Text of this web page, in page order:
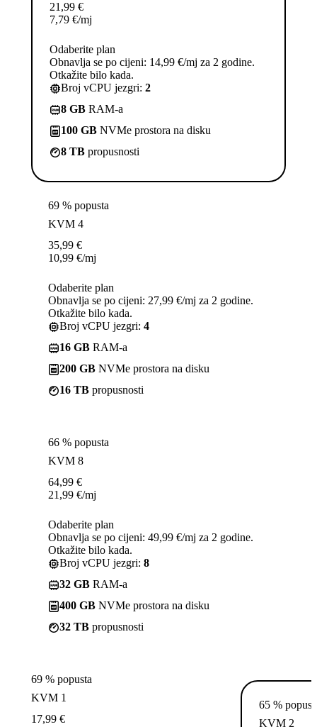
21,99 €
7,79 €/mj
Odaberite plan
Obnavlja se po cijeni: 14,99 €/mj za 2 godine.
Otkažite bilo kada.
Broj vCPU jezgri: 2
8 GB RAM-a
100 GB NVMe prostora na disku
8 TB propusnosti
69 % popusta
KVM 4
35,99 €
10,99 €/mj
Odaberite plan
Obnavlja se po cijeni: 27,99 €/mj za 2 godine.
Otkažite bilo kada.
Broj vCPU jezgri: 4
16 GB RAM-a
200 GB NVMe prostora na disku
16 TB propusnosti
66 % popusta
KVM 8
64,99 €
21,99 €/mj
Odaberite plan
Obnavlja se po cijeni: 49,99 €/mj za 2 godine.
Otkažite bilo kada.
Broj vCPU jezgri: 8
32 GB RAM-a
400 GB NVMe prostora na disku
32 TB propusnosti
69 % popusta
KVM 1
17,99 €
65 %
KVM 2